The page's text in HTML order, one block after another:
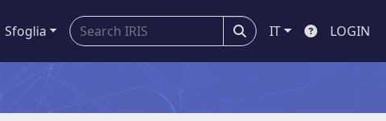
Sfoglia IT LOGIN